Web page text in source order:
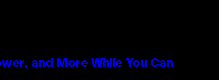
and More While You Can